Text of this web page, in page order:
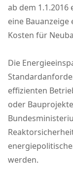
ab dem
eine
Kosten für
Die
effizienten
oder
werden.